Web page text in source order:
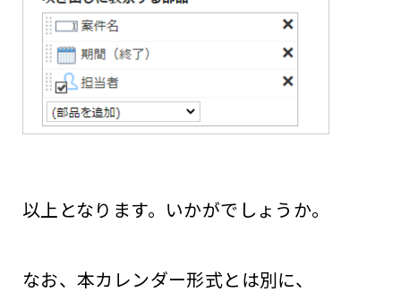
以上となります。いかがでしょうか。
なお、本カレンダー形式とは別に、